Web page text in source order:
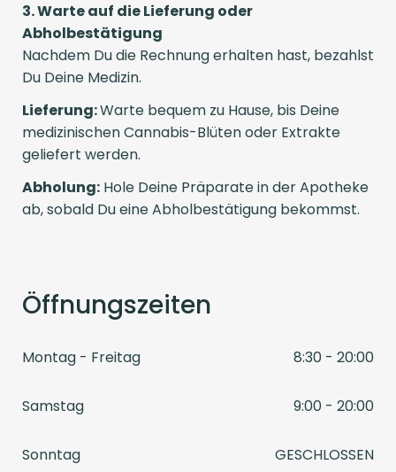
3. Warte auf die Lieferung oder
Abholbestätigung
Nachdem Du die Rechnung erhalten hast, bezahlst
Du Deine Medizin.
Lieferung:Warte bequem zu Hause, bis Deine
medizinischen Cannabis-Blüten oder Extrakte
geliefert werden.
Abholung: Hole Deine Präparate in der Apotheke
ab, sobald Du eine Abholbestätigung bekommst.
Öffnungszeiten
Montag - Freitag 8:30 - 20:00
Samstag 9:00 - 20:00
Sonntag GESCHLOSSEN